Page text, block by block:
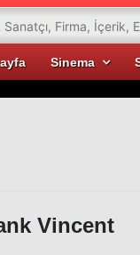
Sinema
Vincent